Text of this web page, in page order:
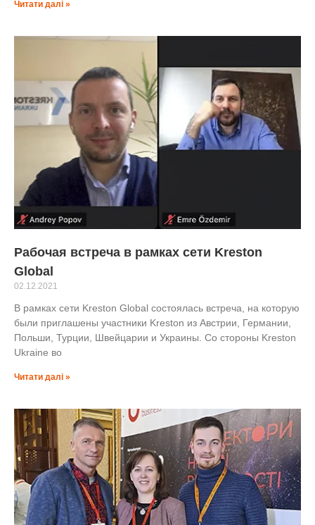
Читати далі »
Рабочая встреча в рамках сети Kreston
Global
02.12.2021
В рамках сети Kreston Global состоялась встреча, на которую
были приглашены участники Kreston из Австрии, Германии,
Польши, Турции, Швейцарии и Украины. Со стороны Kreston
Ukraine во
Читати далі »